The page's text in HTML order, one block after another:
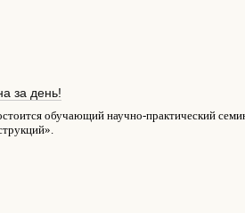
за день!
обучающий научно-практический